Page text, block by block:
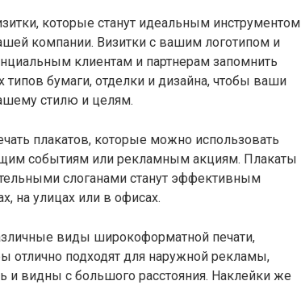
которые станут идеальным инструментом
компании. Визитки с вашим логотипом и
клиентам и партнерам запомнить
бумаги, отделки и дизайна, чтобы ваши
стилю и целям.
плакатов, которые можно использовать
событиям или рекламным акциям. Плакаты
слоганами станут эффективным
на улицах или в офисах.
виды широкоформатной печати,
отлично подходят для наружной рекламы,
видны с большого расстояния. Наклейки же